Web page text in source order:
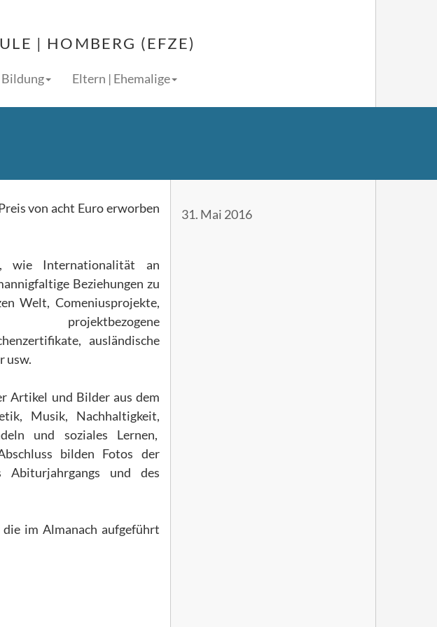
| HOMBERG (EFZE)
Bildung Eltern | Ehemalige
von acht Euro erworben
wie Internationalität an
Beziehungen zu
Welt, Comeniusprojekte,
projektbezogene
ausländische
usw.
Artikel und Bilder aus dem
Musik, Nachhaltigkeit,
und soziales Lernen,
bilden Fotos der
Abiturjahrgangs und des
im Almanach aufgeführt
31. Mai 2016